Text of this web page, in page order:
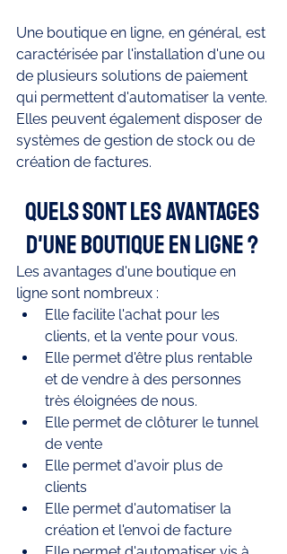
Une boutique en ligne, en général, est
caractérisée par l'installation d'une ou
de plusieurs solutions de paiement
qui permettent d'automatiser la vente.
Elles peuvent également disposer de
systèmes de gestion de stock ou de
création de factures.
Quels sont les avantages
d'une boutique en ligne ?
Les avantages d'une boutique en
ligne sont nombreux :
Elle facilite l'achat pour les
clients, et la vente pour vous.
Elle permet d'être plus rentable
et de vendre à des personnes
très éloignées de nous.
Elle permet de clôturer le tunnel
de vente
Elle permet d'avoir plus de
clients
Elle permet d'automatiser la
création et l'envoi de facture